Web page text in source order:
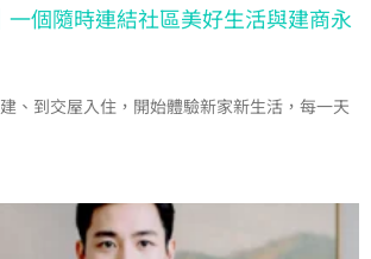
個隨時連結社區美好生活與建商永
、到交屋入住，開始體驗新家新生活，每一天